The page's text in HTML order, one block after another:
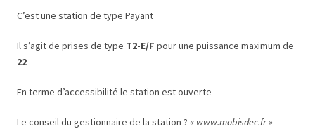
C’est une station de type Payant
Il s’agit de prises de type T2-E/F pour une puissance maximum de
22
En terme d’accessibilité le station est ouverte
Le conseil du gestionnaire de la station ? « www.mobisdec.fr »